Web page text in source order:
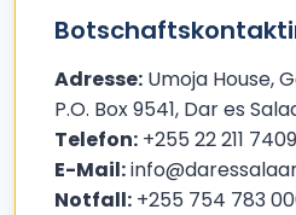
Adresse: Umoja House,
P.O. Box 9541, Dar es
Telefon: +255 22 211 7409
E-Mail:
Notfall: +255 754 783